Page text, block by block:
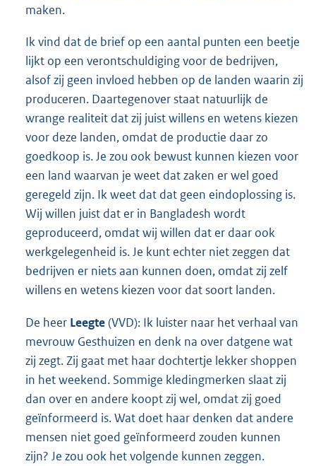
maken.
Ik vind dat de brief op een aantal punten een beetje
lijkt op een verontschuldiging voor de bedrijven,
alsof zij geen invloed hebben op de landen waarin zij
produceren. Daartegenover staat natuurlijk de
wrange realiteit dat zij juist willens en wetens kiezen
voor deze landen, omdat de productie daar zo
goedkoop is. Je zou ook bewust kunnen kiezen voor
een land waarvan je weet dat zaken er wel goed
geregeld zijn. Ik weet dat dat geen eindoplossing is.
Wij willen juist dat er in Bangladesh wordt
geproduceerd, omdat wij willen dat er daar ook
werkgelegenheid is. Je kunt echter niet zeggen dat
bedrijven er niets aan kunnen doen, omdat zij zelf
willens en wetens kiezen voor dat soort landen.
De heer Leegte(VVD): Ik luister naar het verhaal van
mevrouw Gesthuizen en denk na over datgene wat
zij zegt. Zij gaat met haar dochtertje lekker shoppen
in het weekend. Sommige kledingmerken slaat zij
dan over en andere koopt zij wel, omdat zij goed
geïnformeerd is. Wat doet haar denken dat andere
mensen niet goed geïnformeerd zouden kunnen
zijn? Je zou ook het volgende kunnen zeggen.